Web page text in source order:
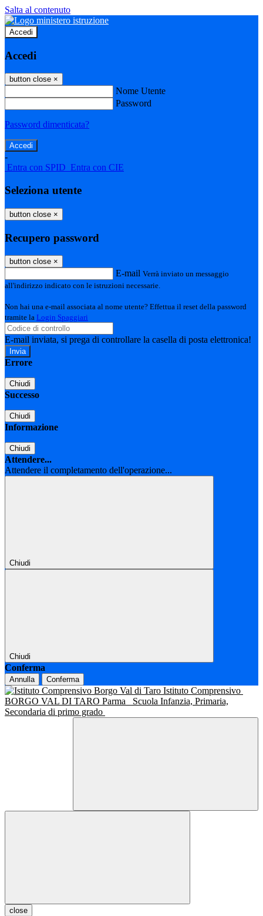
Salta al contenuto
Accedi
Accedi
button close ×
Nome Utente
Password
Password dimenticata?
-
Entra con SPID Entra con CIE
Seleziona utente
button close ×
Recupero password
button close ×
E-mail Verrà inviato un messaggio
all'indirizzo indicato con le istruzioni necessarie.
Non hai una e-mail associata al nome utente? Effettua il reset della password
tramite la Login Spaggiari
E-mail inviata, si prega di controllare la casella di posta elettronica!
Errore
Chiudi
Successo
Chiudi
Informazione
Chiudi
Attendere...
Attendere il completamento dell'operazione...
Chiudi
Chiudi
Conferma
Annulla Conferma
Istituto Comprensivo
BORGO VAL DI TARO Parma
Scuola Infanzia, Primaria,
Secondaria di primo grado
close